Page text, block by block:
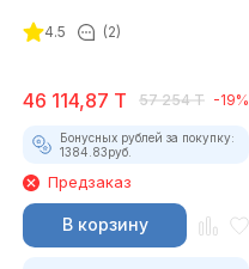
4.5 (2)
46 114,87 T 57 254 T -19%
Бонусных рублей за покупку:
1384.83руб.
Предзаказ
В корзину